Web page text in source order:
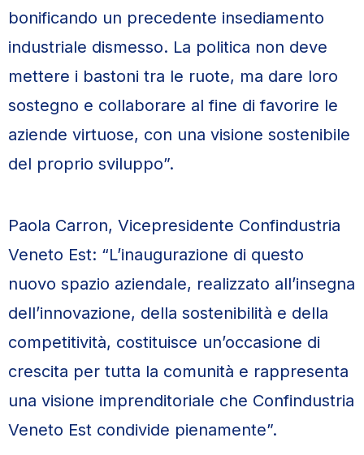
bonificando un precedente insediamento
industriale dismesso. La politica non deve
mettere i bastoni tra le ruote, ma dare loro
sostegno e collaborare al fine di favorire le
aziende virtuose, con una visione sostenibile
del proprio sviluppo”.
Paola Carron, Vicepresidente Confindustria
Veneto Est: “L’inaugurazione di questo
nuovo spazio aziendale, realizzato all’insegna
dell’innovazione, della sostenibilità e della
competitività, costituisce un’occasione di
crescita per tutta la comunità e rappresenta
una visione imprenditoriale che Confindustria
Veneto Est condivide pienamente”.